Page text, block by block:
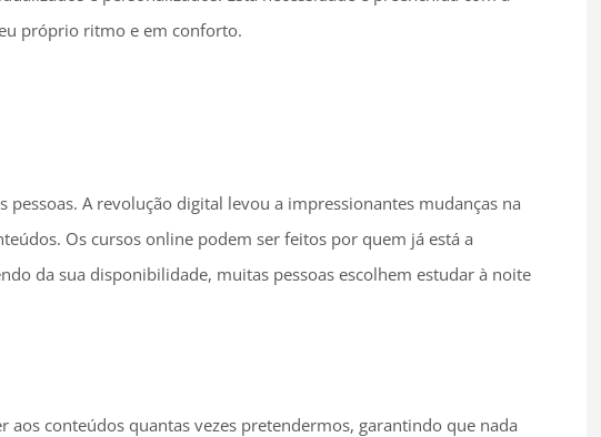
próprio ritmo e em conforto.
A revolução digital levou a impressionantes mudanças na
Os cursos online podem ser feitos por quem já está a
da sua disponibilidade, muitas pessoas escolhem estudar à noite
conteúdos quantas vezes pretendermos, garantindo que nada